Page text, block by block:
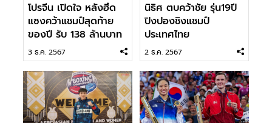
โปรจีน เปิดใจ หลังฮึด
แซงคว้าแชมป์สุดท้าย
ของปี รับ 138 ล้านบาท
3 ธ.ค. 2567
นิธิศ ตบคว้าชัย รุ่น19ปี
ปิงปองชิงแชมป์
ประเทศไทย
2 ธ.ค. 2567